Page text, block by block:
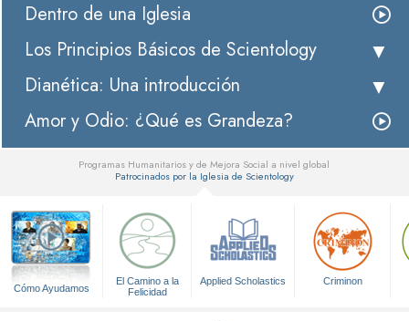
Dentro de una Iglesia
Los Principios Básicos de Scientology
Dianética: Una introducción
Amor y Odio: ¿Qué es Grandeza?
Programas Humanitarios y de Mejora Social a nivel global
Patrocinados por la Iglesia de Scientology
Cómo Ayudamos
El Camino a la
Felicidad
Applied Scholastics Criminon